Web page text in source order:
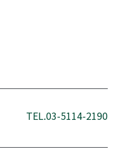
TEL.03-5114-2190